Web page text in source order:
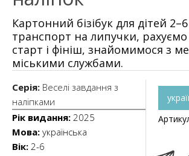
Картонний бізібук для дітей
транспорт на липучки,
старт і фініш, знайомимося з
міськими службами.
Серія: Веселі завдання з
наліпками
Рік видання: 2025
Мова: українська
Вік: 2-6